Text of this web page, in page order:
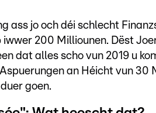
ass jo och déi schlecht
200 Milliounen. Dëst
dat alles scho vun 2019 u
an Héicht vun 30
goen.